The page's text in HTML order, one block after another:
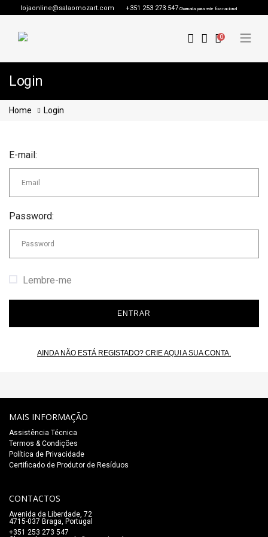
lojaonline@salaomozart.com +351 253 273 547 Chamada para rede fixa nacional
0
Login
Home Login
E-mail:
Password:
Lembre-me
ENTRAR
AINDA NÃO ESTÁ REGISTADO? CRIE AQUI A SUA CONTA.
MAIS INFORMAÇÃO
Assistência Técnica
Termos & Condições
Política de Privacidade
Certificado de Produtor de Resíduos
CONTACTOS
Avenida da Liberdade, 72
4715-037 Braga, Portugal
+351 253 273 547